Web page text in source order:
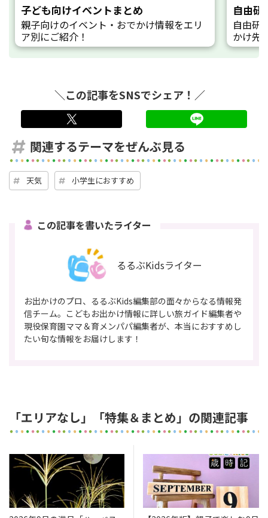
子ども向けイベントまとめ
親子向けのイベント・おでかけ情報をエリ
ア別にご紹介！
自由研
自由研
かけ先
＼この記事をSNSでシェア！／
関連するテーマをぜんぶ見る
天気 小学生におすすめ
この記事を書いたライター
るるぶKidsライター
お出かけのプロ、るるぶKids編集部の面々からなる情報発
信チーム。こどもお出かけ情報に詳しい旅ガイド編集者や
現役保育園ママ＆育メンパパ編集者が、本当におすすめし
たい旬な情報をお届けします！
「エリアなし」「特集＆まとめ」の関連記事